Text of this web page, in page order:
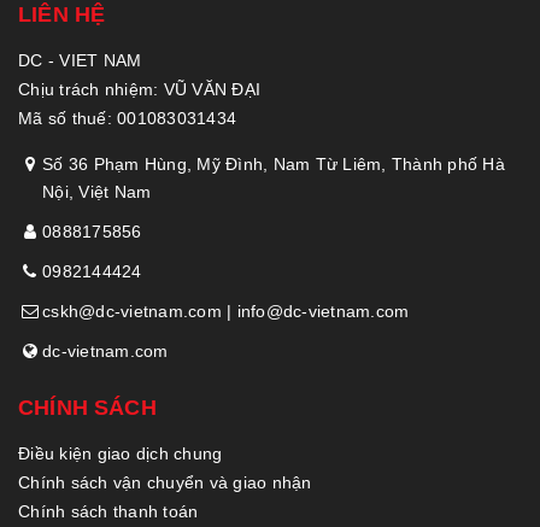
LIÊN HỆ
DC - VIET NAM
Chịu trách nhiệm: VŨ VĂN ĐẠI
Mã số thuế: 001083031434
Số 36 Phạm Hùng, Mỹ Đình, Nam Từ Liêm, Thành phố Hà
Nội, Việt Nam
0888175856
0982144424
cskh@dc-vietnam.com | info@dc-vietnam.com
dc-vietnam.com
CHÍNH SÁCH
Điều kiện giao dịch chung
Chính sách vận chuyển và giao nhận
Chính sách thanh toán